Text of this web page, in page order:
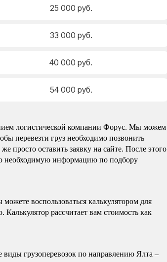
25 000 руб.
33 000 руб.
40 000 руб.
54 000 руб.
логистической компании Форус. Мы можем
перевезти груз необходимо позвонить
просто оставить заявку на сайте. После этого
необходимую информацию по подбору
воспользоваться калькулятором для
рассчитает вам стоимость как
грузоперевозок по направлению Ялта –